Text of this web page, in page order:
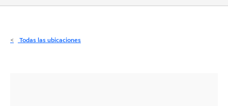
Internet
Todas las ubicaciones